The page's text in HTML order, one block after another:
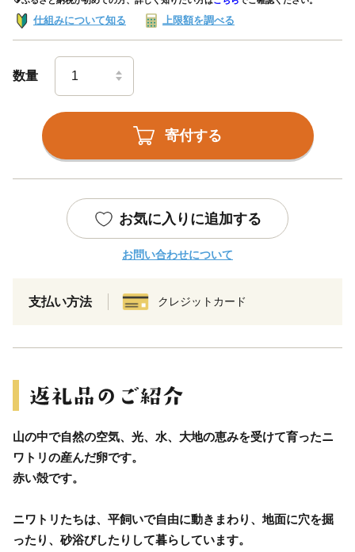
仕組みについて知る 上限額を調べる
数量
寄付する
お気に入りに追加する
お問い合わせについて
支払い方法 クレジットカード
山の中で自然の空気、光、水、大地の恵みを受けて育ったニ
ワトリの産んだ卵です。
赤い殻です。
ニワトリたちは、平飼いで自由に動きまわり、地面に穴を掘
ったり、砂浴びしたりして暮らしています。